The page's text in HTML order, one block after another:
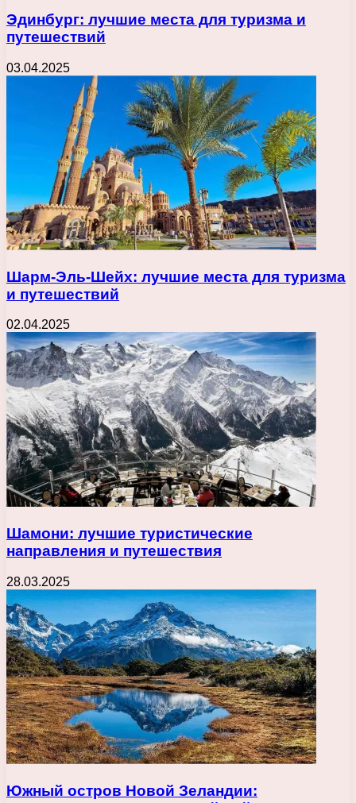
Эдинбург: лучшие места для туризма и
путешествий
03.04.2025
Шарм-Эль-Шейх: лучшие места для туризма
и путешествий
02.04.2025
Шамони: лучшие туристические
направления и путешествия
28.03.2025
Южный остров Новой Зеландии: